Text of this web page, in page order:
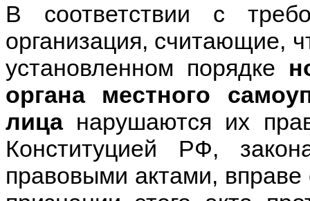
В соответствии с
организация, считающие,
установленном порядке
органа местного
лицанарушаются их
Конституцией РФ,
правовыми актами, вправе